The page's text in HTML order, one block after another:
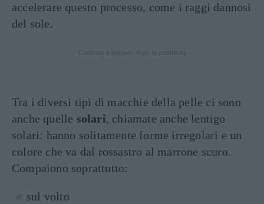
accelerare questo processo, come i raggi dannosi
del sole.
Tra i diversi tipi di macchie della pelle ci sono
anche quelle solari, chiamate anche lentigo
solari: hanno solitamente forme irregolari e un
colore che va dal rossastro al marrone scuro.
Compaiono soprattutto:
sul volto